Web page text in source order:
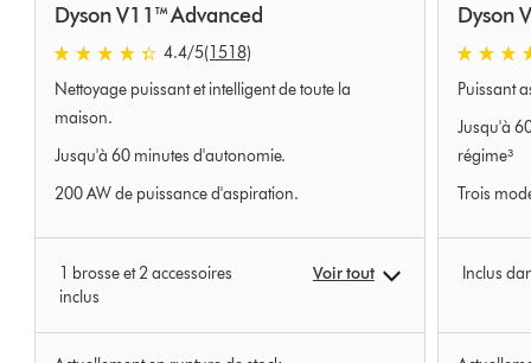
Dyson V11™ Advanced
4.4
stars
out
5
from
4.4/5(1518)
Nettoyage puissant et intelligent de toute la
maison.
Jusqu'à 60 minutes d'autonomie.
200 AW de puissance d'aspiration.
1 brosse et 2 accessoires
inclus
Voir tout
Dyson
4.6
stars
out
5
from
Puissant
Jusqu'à
régime³
Trois
Inclus